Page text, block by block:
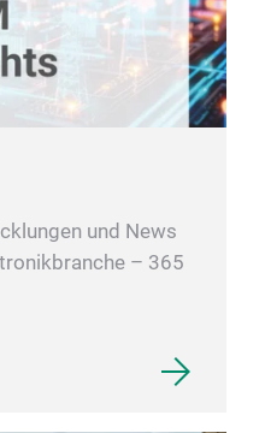
und News
– 365